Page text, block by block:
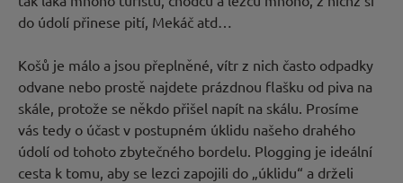
do údolí přinese pití, Mekáč atd…
Košů je málo a jsou přeplněné, vítr z nich často odpadky
odvane nebo prostě najdete prázdnou flašku od piva na
skále, protože se někdo přišel napít na skálu. Prosíme
vás tedy o účast v postupném úklidu našeho drahého
údolí od tohoto zbytečného bordelu. Plogging je ideální
cesta k tomu, aby se lezci zapojili do „úklidu“ a drželi